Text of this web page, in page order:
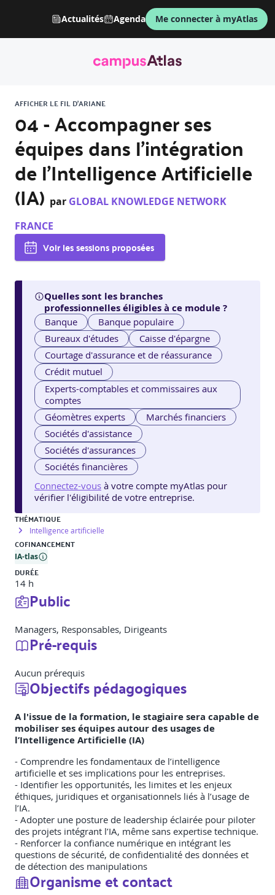
Actualités Agenda Me connecter à myAtlas
AFFICHER LE FIL D'ARIANE
04 - Accompagner ses
équipes dans l'intégration
de l'Intelligence Artificielle
(IA) par GLOBAL KNOWLEDGE NETWORK
FRANCE
Voir les sessions proposées
Quelles sont les branches
professionnelles éligibles à ce module ?
Banque
Banque populaire
Bureaux d'études
Caisse d'épargne
Courtage d'assurance et de réassurance
Crédit mutuel
Experts-comptables et commissaires aux
comptes
Géomètres experts
Marchés financiers
Sociétés d'assistance
Sociétés d'assurances
Sociétés financières
Connectez-vous à votre compte myAtlas pour
vérifier l'éligibilité de votre entreprise.
THÉMATIQUE
Intelligence artificielle
COFINANCEMENT
IA-tlas
DURÉE
14 h
Public
Managers, Responsables, Dirigeants
Pré-requis
Aucun prérequis
Objectifs pédagogiques
A l'issue de la formation, le stagiaire sera capable de
mobiliser ses équipes autour des usages de
l’Intelligence Artificielle (IA)
- Comprendre les fondamentaux de l’intelligence
artificielle et ses implications pour les entreprises.
- Identifier les opportunités, les limites et les enjeux
éthiques, juridiques et organisationnels liés à l’usage de
l’IA.
- Adopter une posture de leadership éclairée pour piloter
des projets intégrant l’IA, même sans expertise technique.
- Renforcer la confiance numérique en intégrant les
questions de sécurité, de confidentialité des données et
de détection des manipulations
Organisme et contact